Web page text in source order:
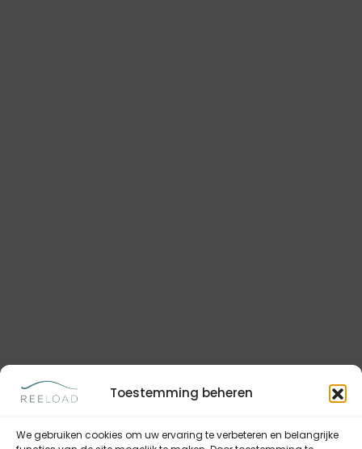
Toestemming beheren
We gebruiken cookies om uw ervaring te verbeteren en belangrijke